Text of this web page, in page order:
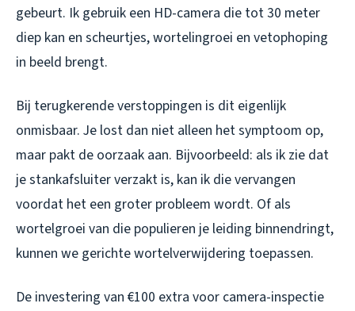
gebeurt. Ik gebruik een HD-camera die tot 30 meter
diep kan en scheurtjes, wortelingroei en vetophoping
in beeld brengt.
Bij terugkerende verstoppingen is dit eigenlijk
onmisbaar. Je lost dan niet alleen het symptoom op,
maar pakt de oorzaak aan. Bijvoorbeeld: als ik zie dat
je stankafsluiter verzakt is, kan ik die vervangen
voordat het een groter probleem wordt. Of als
wortelgroei van die populieren je leiding binnendringt,
kunnen we gerichte wortelverwijdering toepassen.
De investering van €100 extra voor camera-inspectie